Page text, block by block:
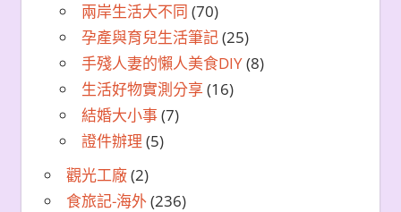
兩岸生活大不同 (70)
孕產與育兒生活筆記(25)
手殘人妻的懶人美食DIY(8)
生活好物實測分享 (16)
結婚大小事(7)
證件辦理 (5)
觀光工廠(2)
食旅記-海外(236)